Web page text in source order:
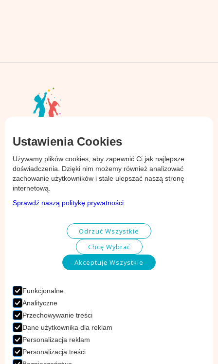
Placówki
Przedszkole Kamieni
Przedszkole
Wrocławska
Przedszkole
Przedszkole Leśna
Naszeówk
Żłobek Kamieni
Żłobek Jesionowa
O Nas
Rekrutacja
Kontakt
Na skróy
Ustawienia Cookies
Używamy plików cookies, aby zapewnić Ci jak najlepsze
doświadczenia. Dzięki nim możemy również analizować
zachowanie użytkowników i stale ulepszać naszą stronę
internetową.
Sprawdź naszą politykę prywatności
Odrzuć Wszystkie
Chcę Wybrać
Akceptuję Wszystkie
Funkcjonalne
Analityczne
Przechowywanie treści
Dane użytkownika dla reklam
Personalizacja reklam
Personalizacja treści